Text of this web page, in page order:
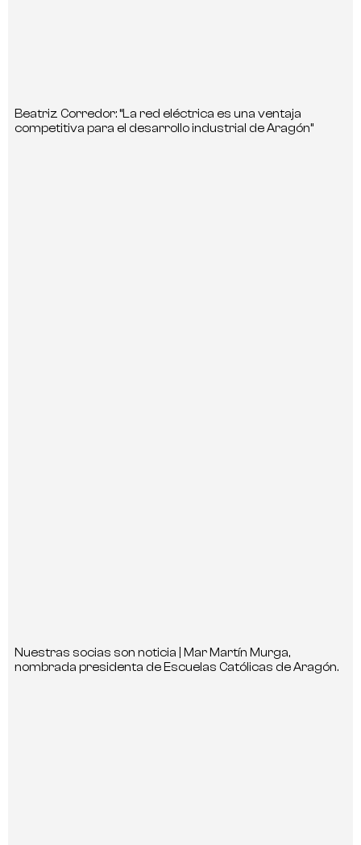
Beatriz Corredor: “La red eléctrica es una ventaja
competitiva para el desarrollo industrial de Aragón”
Nuestras socias son noticia | Mar Martín Murga,
nombrada presidenta de Escuelas Católicas de Aragón.